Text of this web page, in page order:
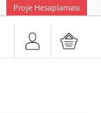
Proje Hesaplaması